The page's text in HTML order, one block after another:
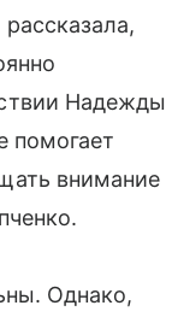
Надежды
помогает
внимание
Однако,